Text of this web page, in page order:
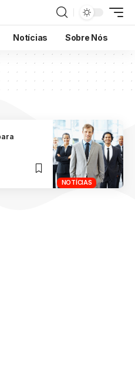
Notícias Sobre Nós
NOTÍCIAS